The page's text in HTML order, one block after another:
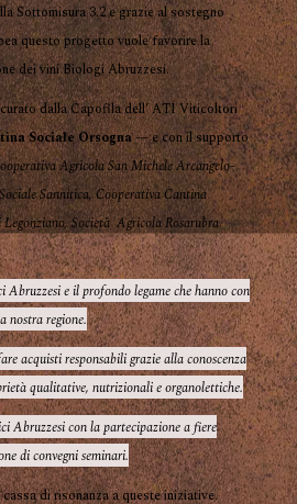
Sottomisura 3.2 e grazie al sostegno
questo progetto vuole favorire la
dei vini Biologi Abruzzesi.
dalla Capofila dell’ ATI Viticoltori
Sociale Orsogna— e con il supporto
Agricola San Michele Arcangelo-
Sannitica, Cooperativa Cantina
Società Agricola Rosarubra
e il profondo legame che hanno con
nostra regione.
acquisti responsabili grazie alla conoscenza
qualitative, nutrizionali e organolettiche.
Abruzzesi con la partecipazione a fiere
di convegni seminari.
di risonanza a queste iniziative.